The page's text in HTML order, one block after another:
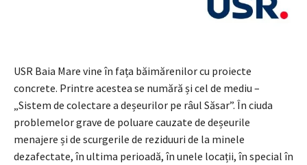
USR Baia Mare vine în fața băimărenilor cu proiecte
concrete. Printre acestea se numără și cel de mediu –
„Sistem de colectare a deșeurilor pe râul Săsar”. În ciuda
problemelor grave de poluare cauzate de deșeurile
menajere și de scurgerile de reziduuri de la minele
dezafectate, în ultima perioadă, în unele locații, în special în